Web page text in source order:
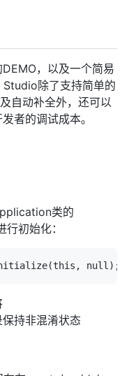
，以及一个简易
除了支持简单的
自动补全外，还可以
者的调试成本。
类的
初始化：
持非混淆状态